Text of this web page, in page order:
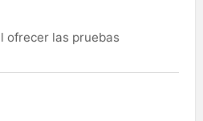
ofrecer las pruebas